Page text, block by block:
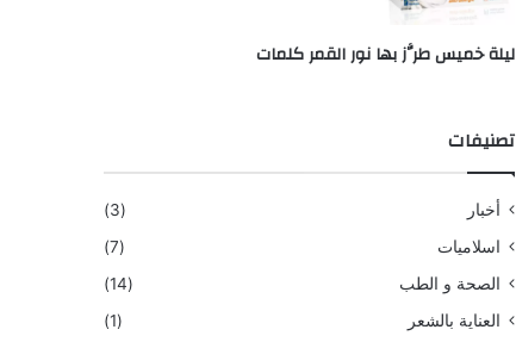
ليلة خميس طرَّز بها نور القمر كلمات
تصنيفات
أخبار
(3)
اسلاميات
(7)
الصحة و الطب
(14)
العناية بالشعر
(1)